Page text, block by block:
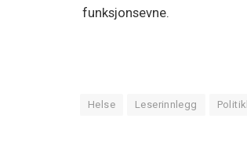
funksjonsevne.
Helse Leserinnlegg